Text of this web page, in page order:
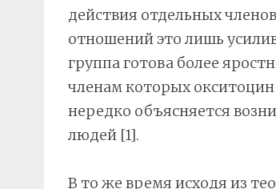
действия отдельных
отношений это лишь
группа готова более
членам которых
нередко объясняется
людей [1].
В то же время исходя из